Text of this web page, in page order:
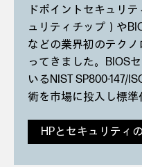
ドポイントセキュリ
ュリティチップ）や
などの業界初のテク
ってきました。BIOS
いるNIST SP800-147/
術を市場に投入し標準
HPとセキュリティ